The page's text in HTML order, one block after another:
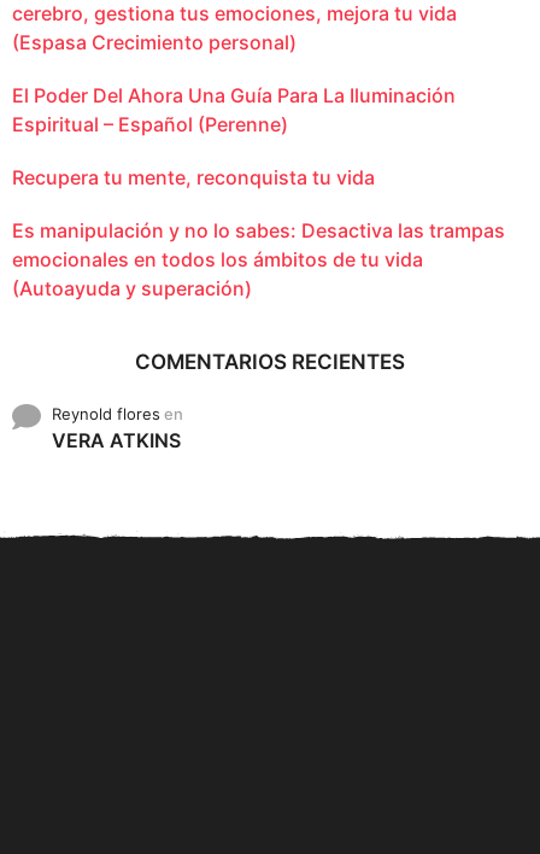
cerebro, gestiona tus emociones, mejora tu vida
(Espasa Crecimiento personal)
El Poder Del Ahora Una Guía Para La Iluminación
Espiritual – Español (Perenne)
Recupera tu mente, reconquista tu vida
Es manipulación y no lo sabes: Desactiva las trampas
emocionales en todos los ámbitos de tu vida
(Autoayuda y superación)
COMENTARIOS RECIENTES
Reynold flores en
VERA ATKINS